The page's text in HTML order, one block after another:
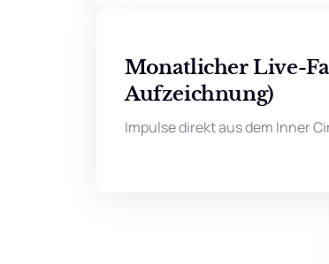
Monatlicher Live-
Aufzeichnung)
Impulse direkt aus dem Inner